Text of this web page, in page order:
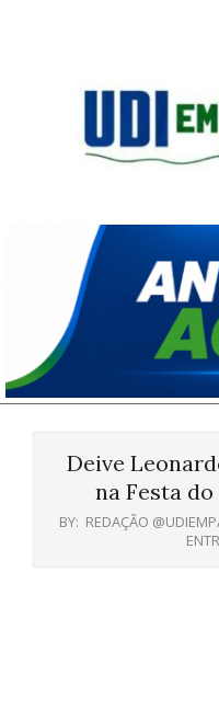
Pauta
Deive
na Festa
BY: REDAÇÃO